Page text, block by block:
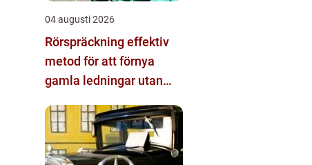
04 augusti 2026
Rörspräckning effektiv
metod för att förnya
gamla ledningar utan